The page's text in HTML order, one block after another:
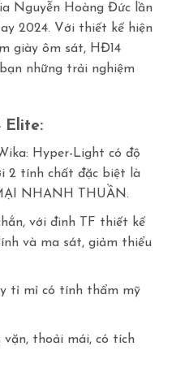
Nguyễn Hoàng Đức lần
2024. Với thiết kế hiện
giày ôm sát, HĐ14
những trải nghiệm
Elite:
Hyper-Light có độ
2 tính chất đặc biệt là
NHANH THUẦN.
với đinh TF thiết kế
và ma sát, giảm thiểu
tỉ mỉ có tính thẩm mỹ
vặn, thoải mái, có tích